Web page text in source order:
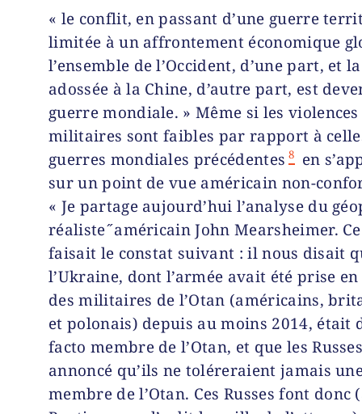
« le conflit, en passant d’une guerre
limitée à un affrontement économique
l’ensemble de l’Occi­dent, d’une part, et
adossée à la Chine, d’autre part, est
guerre mondiale. » Même si les violences
militaires sont faibles par rapport à
guerres mondiales précédentes 8
en
sur un point de vue américain non-
« Je partage aujourd’hui l’analyse du
réaliste ̋ américain John Mearsheimer.
faisait le constat suivant : il nous disait
l’Ukraine, dont l’armée avait été prise
des militaires de l’Otan (américains,
et polonais) depuis au moins 2014, était
facto membre de l’Otan, et que les
annoncé qu’ils ne toléreraient jamais
membre de l’Otan. Ces Russes font donc